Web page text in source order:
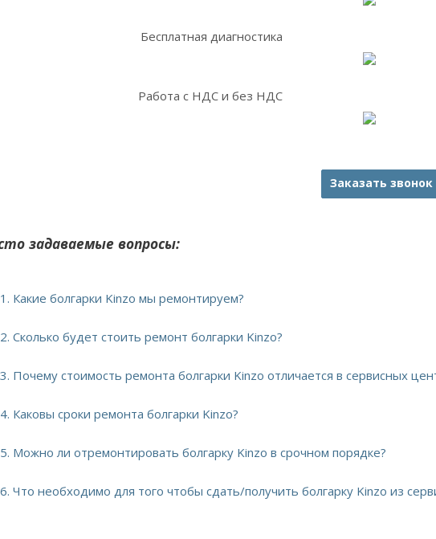
Бесплатная диагностика
Работа с НДС и без НДС
Заказать звонок
задаваемые вопросы:
1. Какие болгарки Kinzo мы ремонтируем?
2. Сколько будет стоить ремонт болгарки Kinzo?
3. Почему стоимость ремонта болгарки Kinzo отличается в сервисных
4. Каковы сроки ремонта болгарки Kinzo?
5. Можно ли отремонтировать болгарку Kinzo в срочном порядке?
6. Что необходимо для того чтобы сдать/получить болгарку Kinzo из